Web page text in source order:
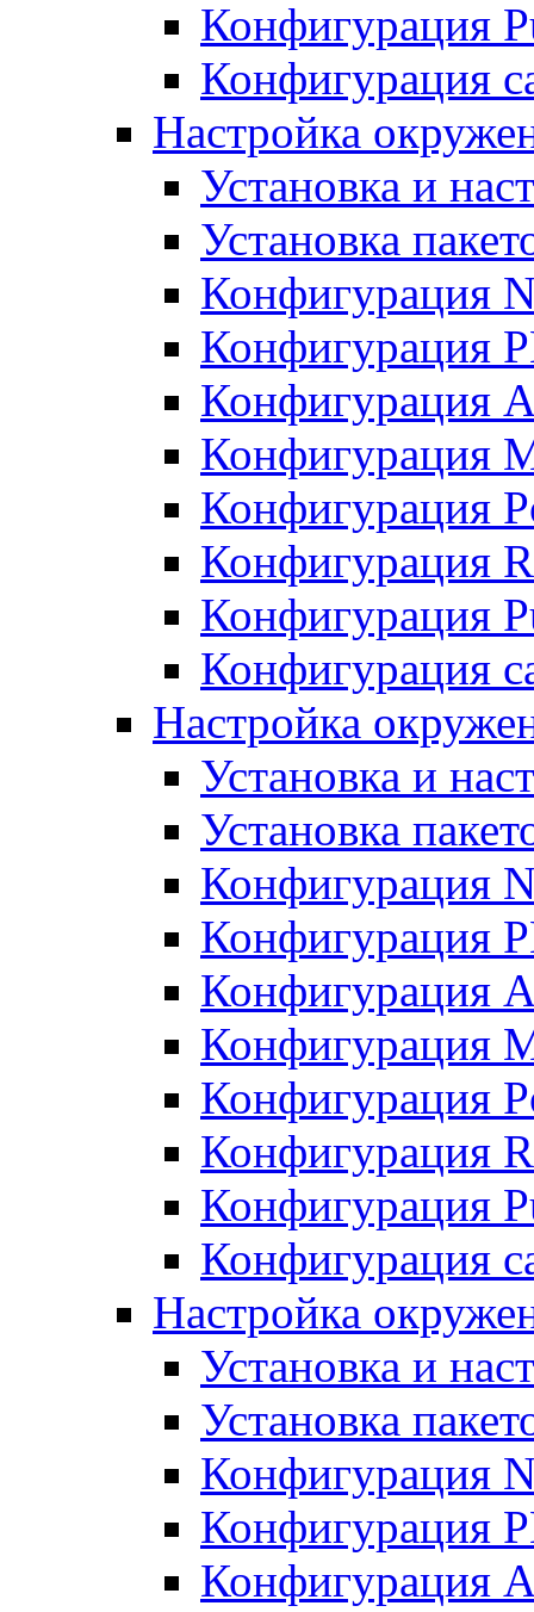
Конфигурация
Конфигурация
Настройка
Установка и
Установка
Конфигурация
Конфигурация
Конфигурация
Конфигурация
Конфигурация
Конфигурация
Конфигурация
Конфигурация
Настройка
Установка и
Установка
Конфигурация
Конфигурация
Конфигурация
Конфигурация
Конфигурация
Конфигурация
Конфигурация
Конфигурация
Настройка
Установка и
Установка
Конфигурация
Конфигурация
Конфигурация